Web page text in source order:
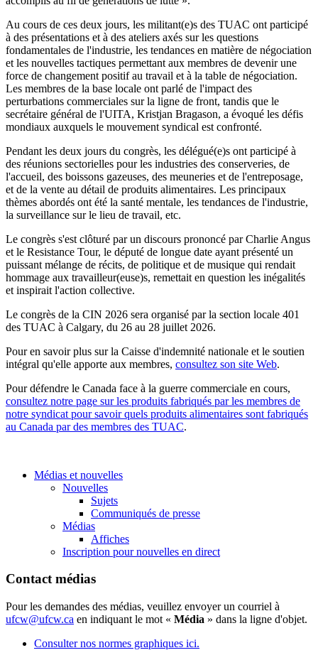
Au cours de ces deux jours, les militant(e)s des TUAC ont participé
à des présentations et à des ateliers axés sur les questions
fondamentales de l'industrie, les tendances en matière de négociation
et les nouvelles tactiques permettant aux membres de devenir une
force de changement positif au travail et à la table de négociation.
Les membres de la base locale ont parlé de l'impact des
perturbations commerciales sur la ligne de front, tandis que le
secrétaire général de l'UITA, Kristjan Bragason, a évoqué les défis
mondiaux auxquels le mouvement syndical est confronté.
Pendant les deux jours du congrès, les délégué(e)s ont participé à
des réunions sectorielles pour les industries des conserveries, de
l'accueil, des boissons gazeuses, des meuneries et de l'entreposage,
et de la vente au détail de produits alimentaires. Les principaux
thèmes abordés ont été la santé mentale, les tendances de l'industrie,
la surveillance sur le lieu de travail, etc.
Le congrès s'est clôturé par un discours prononcé par Charlie Angus
et le Resistance Tour, le député de longue date ayant présenté un
puissant mélange de récits, de politique et de musique qui rendait
hommage aux travailleur(euse)s, remettait en question les inégalités
et inspirait l'action collective.
Le congrès de la CIN 2026 sera organisé par la section locale 401
des TUAC à Calgary, du 26 au 28 juillet 2026.
Pour en savoir plus sur la Caisse d'indemnité nationale et le soutien
intégral qu'elle apporte aux membres, consultez son site Web.
Pour défendre le Canada face à la guerre commerciale en cours,
consultez notre page sur les produits fabriqués par les membres de
notre syndicat pour savoir quels produits alimentaires sont fabriqués
au Canada par des membres des TUAC.
Médias et nouvelles
Nouvelles
Sujets
Communiqués de presse
Médias
Affiches
Inscription pour nouvelles en direct
Contact médias
Pour les demandes des médias, veuillez envoyer un courriel à
ufcw@ufcw.ca en indiquant le mot « Média » dans la ligne d'objet.
Consulter nos normes graphiques ici.